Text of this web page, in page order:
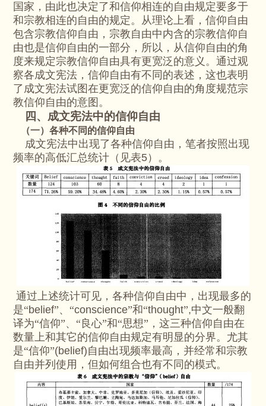
国家，由此也决定了和信仰相连的自由规定要多于
和宗教相连的自由的规定。从理论上看，信仰自由
包含宗教信仰自由，宗教自由中内含的宗教信仰自
由也是信仰自由的一部分，所以，从信仰自由的角
度来规定宗教信仰自由具有更宽泛的意义。通过观
察各成文宪法，信仰自由有不同的表述，这也表明
了成文宪法试图在更宽泛的信仰自由的角度规范宗
教信仰自由的意图。
四、成文宪法中的信仰自由
（一）各种不同的信仰自由
成文宪法中出现了各种信仰自由，笔者按照出现
频率的高低汇总统计（见表5）。
通过上述统计可见，各种信仰自由中，出现最多的
是“belief”、“conscience”和“thought”,中文一般翻
译为“信仰”、“良心”和“思想”，这三种信仰自由在
数量上和其它的信仰自由规定有明显的分界。尤其
是“信仰”(belief)自由出现频率最高，并经常和宗教
自由并列使用，但如何组合也有不同的模式。